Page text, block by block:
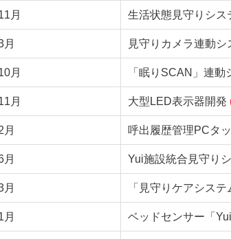
月 生活状態見守りシス
見守りカメラ連動シ
月 「眠りSCAN」連
月 大型LED表示器開発
呼出履歴管理PCタ
Yui施設統合見守り
「見守りケアシス
ベッドセンサー「